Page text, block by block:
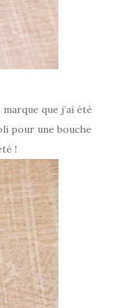
que j’ai été
pour une bouche
!